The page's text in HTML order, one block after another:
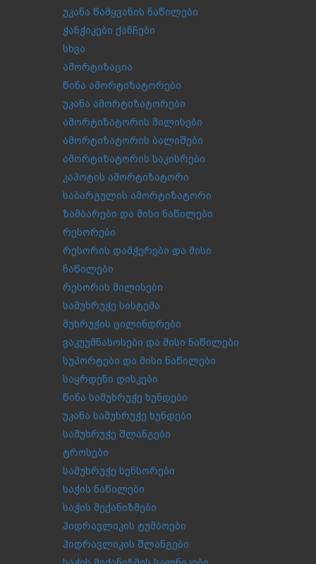
უკანა წამყვანის ნაწილები
ჭანჭიკები ქანჩები
სხვა
ამორტიზაცია
წინა ამორტიზატორები
უკანა ამორტიზატორები
ამორტიზატორის მილისები
ამორტიზატორის ბალიშები
ამორტიზატორის საკისრები
კაპოტის ამორტიზატორი
საბარგულის ამორტიზატორი
ზამბარები და მისი ნაწილები
რესორები
რესორის დამჭერები და მისი
ნაწილები
რესორის მილისები
სამუხრუჭე სისტემა
მუხრუჭის ცილინდრები
ვაკუუმნასოსები და მისი ნაწილები
სუპორტები და მისი ნაწილები
საყრდენი დისკები
წინა სამუხრუჭე ხუნდები
უკანა სამუხრუჭე ხუნდები
სამუხრუჭე შლანგები
ტროსები
სამუხრუჭე სენსორები
საჭის ნაწილები
საჭის მექანიზმები
ჰიდრავლიკის ტუმბოები
ჰიდრავლიკის შლანგები